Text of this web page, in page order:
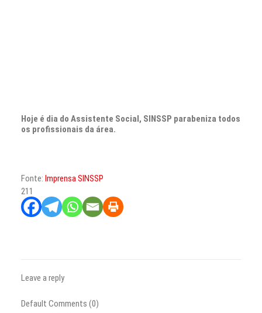
Hoje é dia do Assistente Social, SINSSP parabeniza todos
os profissionais da área.
Fonte: Imprensa SINSSP
211
Leave a reply
Default Comments (0)